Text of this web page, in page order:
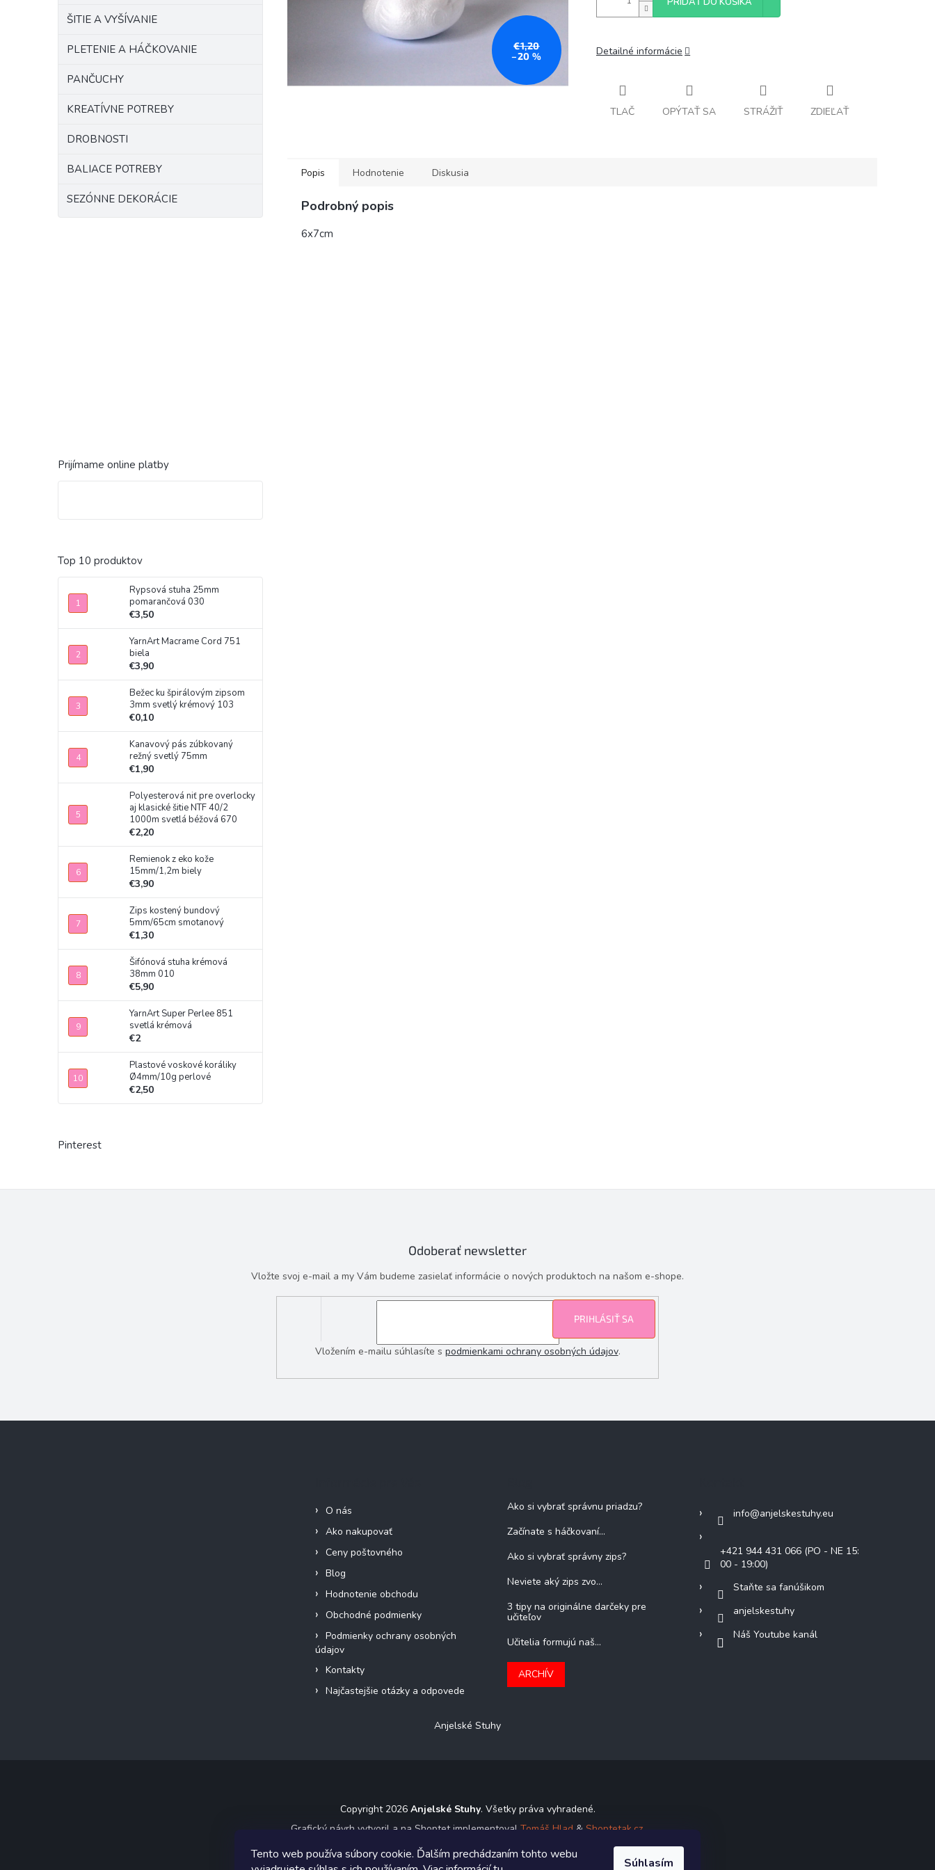
Tento web používa súbory cookie. Ďalším prechádzaním tohto webu
Súhlasím
ŠITIE A VYŠÍVANIE
PLETENIE A HÁČKOVANIE
PANČUCHY
KREATÍVNE POTREBY
DROBNOSTI
BALIACE POTREBY
SEZÓNNE DEKORÁCIE
Prijímame online platby
Top 10 produktov
Rypsová stuha 25mm
pomarančová 030
€3,50
YarnArt Macrame Cord 751
biela
€3,90
Bežec ku špirálovým zipsom
3mm svetlý krémový 103
€0,10
Kanavový pás zúbkovaný
režný svetlý 75mm
€1,90
Polyesterová niť pre overlocky
aj klasické šitie NTF 40/2
1000m svetlá béžová 670
€2,20
Remienok z eko kože
15mm/1,2m biely
€3,90
Zips kostený bundový
5mm/65cm smotanový
€1,30
Šifónová stuha krémová
38mm 010
€5,90
YarnArt Super Perlee 851
svetlá krémová
€2
Plastové voskové koráliky
Ø4mm/10g perlové
€2,50
Pinterest
€1,20
–20 %
Detailné informácie
TLAČ OPÝTAŤ SA STRÁŽIŤ ZDIEĽAŤ
Popis Hodnotenie Diskusia
Podrobný popis
6x7cm
Odoberať newsletter
Vložte svoj e-mail a my Vám budeme zasielať informácie o nových produktoch na našom e-shope.
Vložením e-mailu súhlasíte s podmienkami ochrany osobných údajov.
PRIHLÁSIŤ SA
O nás
Ako nakupovať
Ceny poštovného
Blog
Hodnotenie obchodu
Obchodné podmienky
Podmienky ochrany osobných
údajov
Kontakty
Najčastejšie otázky a odpovede
Ako si vybrať správnu priadzu?
Začínate s háčkovaní...
Ako si vybrať správny zips?
Neviete aký zips zvo...
3 tipy na originálne darčeky pre
učiteľov
Učitelia formujú naš...
ARCHÍV
info@anjelskestuhy.eu
+421 944 431 066 (PO - NE 15:
00 - 19:00)
Staňte sa fanúšikom
anjelskestuhy
Náš Youtube kanál
Anjelské Stuhy
Copyright 2026 Anjelské Stuhy. Všetky práva vyhradené.
Grafický návrh vytvoril a na Shoptet implementoval Tomáš Hlad & Shoptetak.cz.
Vytvoril Shoptet